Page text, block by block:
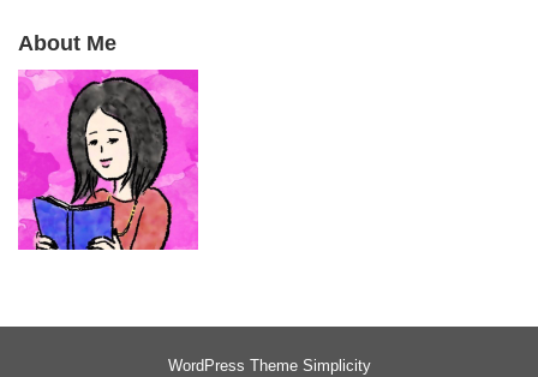
About Me
WordPress Theme Simplicity